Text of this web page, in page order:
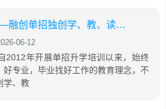
27年单招稳步提分——融创单招独创学、教、读、背、练、考六位一体教学模式
06-12
2012年开展单招升学培训以来，始终
专业，毕业找好工作的教育理念，不
学、教